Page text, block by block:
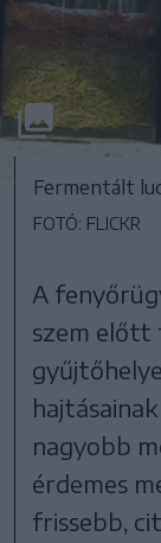
Fermentált
FOTÓ: FLICKR
A
szem előtt
nagyobb
érdemes
frissebb,